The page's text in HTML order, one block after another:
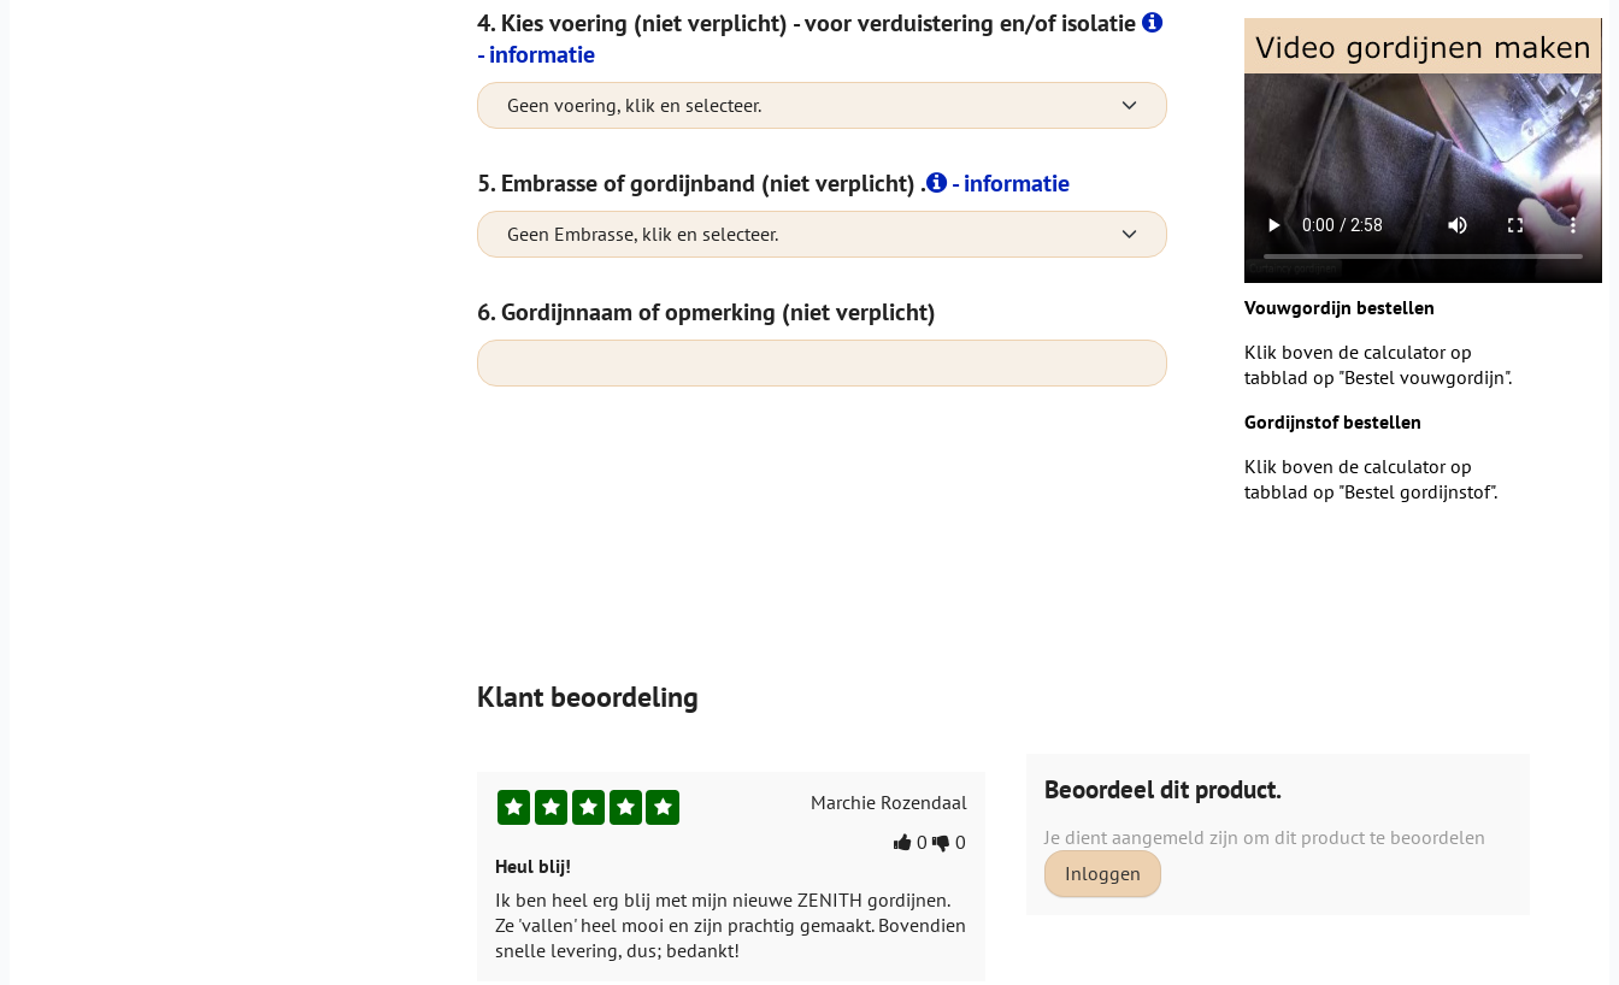
4. Kies voering (niet verplicht) - voor verduistering en/of isolatie
- informatie
Geen voering, klik en selecteer.
5. Embrasse of gordijnband (niet verplicht) . - informatie
Geen Embrasse, klik en selecteer.
6. Gordijnnaam of opmerking (niet verplicht)
Vouwgordijn bestellen
Klik boven de calculator op
tabblad op "Bestel vouwgordijn".
Gordijnstof bestellen
Klik boven de calculator op
tabblad op "Bestel gordijnstof".
Klant beoordeling
0 0
Marchie Rozendaal
Heul blij!
Ik ben heel erg blij met mijn nieuwe ZENITH gordijnen.
Ze 'vallen' heel mooi en zijn prachtig gemaakt. Bovendien
snelle levering, dus; bedankt!
Beoordeel dit product.
Je dient aangemeld zijn om dit product te beoordelen
Inloggen